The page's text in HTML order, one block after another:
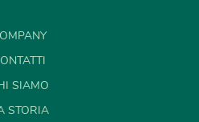
SIAMO
STORIA